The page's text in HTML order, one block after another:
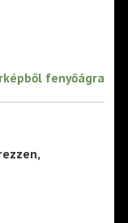
fenyőágra